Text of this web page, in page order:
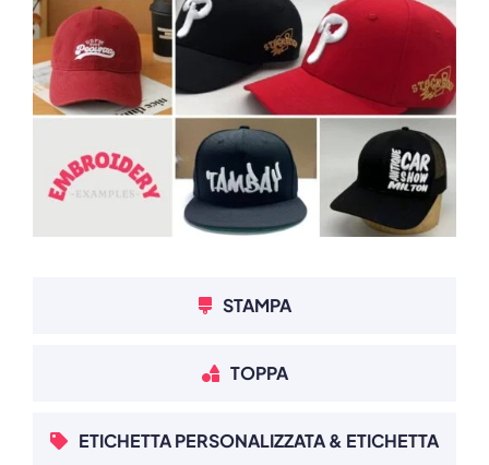
STAMPA
TOPPA
ETICHETTA PERSONALIZZATA & ETICHETTA